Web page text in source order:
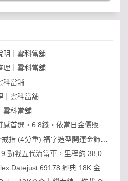
明｜雲科當舖
理｜雲科當舖
科當舖
｜雲科當舖
雲科當舖
6.8錢・依當日金價販售，免工錢更划算
) 福字造型開運金飾，日常百搭超值選！
當車，里程約 38,000km，可現場賞車議價
69178 經典 18K 金鑽石女錶｜原裝 203